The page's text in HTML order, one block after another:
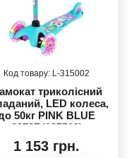
315002
триколісний
LED колеса,
50кг PINK BLUE
0073R(125518)
1 153 грн.